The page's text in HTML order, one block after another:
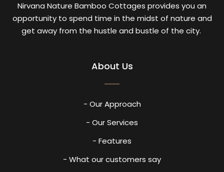
Nirvana Nature Bamboo Cottages provides you an
opportunity to spend time in the midst of nature and
get away from the hustle and bustle of the city.
About Us
- Our Approach
- Our Services
- Features
- What our customers say